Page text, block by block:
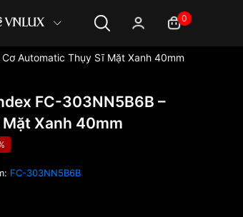
VNLUX 0
Automatic Thụy Sĩ Mặt Xanh 40mm
FC-303NN5B6B –
Xanh 40mm
FC-303NN5B6B